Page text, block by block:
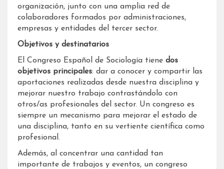
organización, junto con una amplia red de
colaboradores formados por administraciones,
empresas y entidades del tercer sector.
Objetivos y destinatarios
El Congreso Español de Sociología tiene dos
objetivos principales: dar a conocer y compartir las
aportaciones realizadas desde nuestra disciplina y
mejorar nuestro trabajo contrastándolo con
otros/as profesionales del sector. Un congreso es
siempre un mecanismo para mejorar el estado de
una disciplina, tanto en su vertiente científica como
profesional.
Además, al concentrar una cantidad tan
importante de trabajos y eventos, un congreso